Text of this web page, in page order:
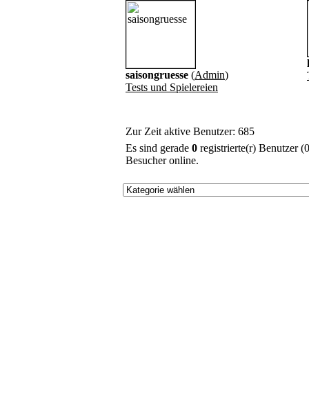
saisongruesse (Admin)
Tests und Spielereien
Zur Zeit aktive Benutzer: 685
Es sind gerade 0 registrierte(r) Benutzer
Besucher online.